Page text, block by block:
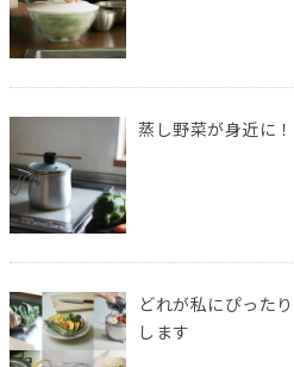
蒸し野菜が身近に
どれが私にぴった
します